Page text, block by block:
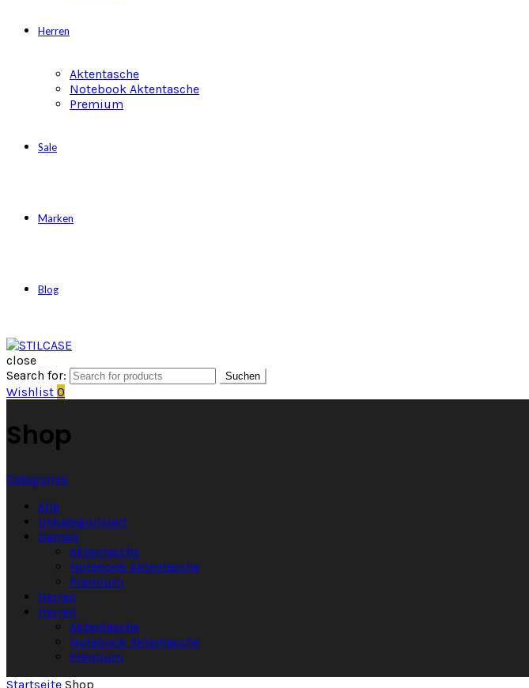
Herren
Aktentasche
Notebook Aktentasche
Premium
Sale
Marken
Blog
close
Search for:
Suchen
Wishlist 0
Shop
Categories
Alle
Unkategorisiert
Damen
Aktentasche
Notebook Aktentasche
Premium
Herren
Herren
Aktentasche
Notebook Aktentasche
Premium
Startseite Shop